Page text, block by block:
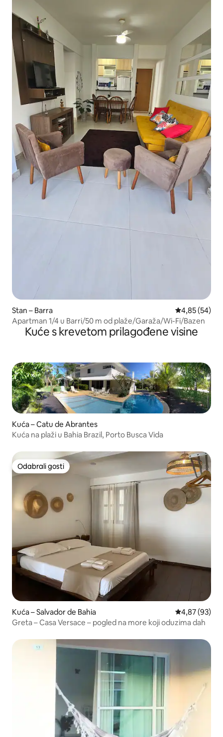
Stan – Barra Prosječna
4,85 (54)
Apartman 1/4 u Barri/50 m od plaže/Garaža/Wi-Fi/Bazen
Kuće s krevetom prilagođene visine
Kuća – Catu de Abrantes
Kuća na plaži u Bahia Brazil, Porto Busca Vida
Odabrali gosti
Odabrali gosti
Kuća – Salvador de Bahia Prosječna
4,87 (93)
Greta – Casa Versace – pogled na more koji oduzima dah